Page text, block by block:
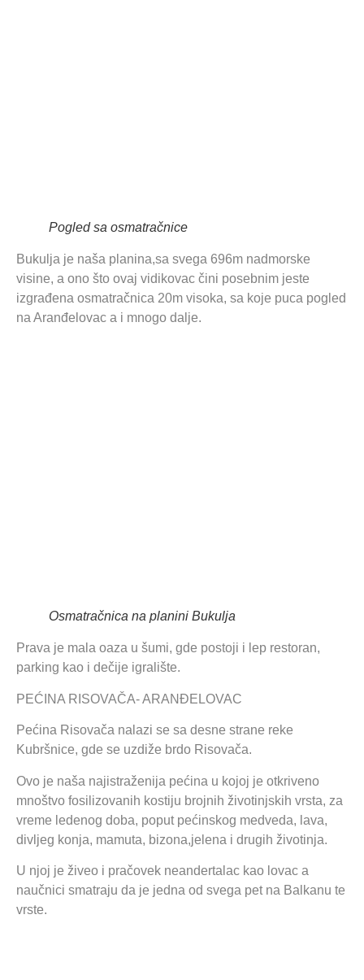
Pogled sa osmatračnice
Bukulja je naša planina,sa svega 696m nadmorske
visine, a ono što ovaj vidikovac čini posebnim jeste
izgrađena osmatračnica 20m visoka, sa koje puca pogled
na Aranđelovac a i mnogo dalje.
Osmatračnica na planini Bukulja
Prava je mala oaza u šumi, gde postoji i lep restoran,
parking kao i dečije igralište.
PEĆINA RISOVAČA- ARANĐELOVAC
Pećina Risovača nalazi se sa desne strane reke
Kubršnice, gde se uzdiže brdo Risovača.
Ovo je naša najistraženija pećina u kojoj je otkriveno
mnoštvo fosilizovanih kostiju brojnih životinjskih vrsta, za
vreme ledenog doba, poput pećinskog medveda, lava,
divljeg konja, mamuta, bizona,jelena i drugih životinja.
U njoj je živeo i pračovek neandertalac kao lovac a
naučnici smatraju da je jedna od svega pet na Balkanu te
vrste.